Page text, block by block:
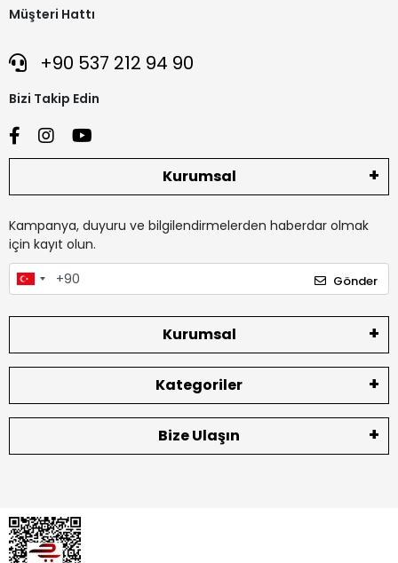
Müşteri Hattı
+90 537 212 94 90
Bizi Takip Edin
Kurumsal
Kampanya, duyuru ve bilgilendirmelerden haberdar olmak
için kayıt olun.
Gönder
Kurumsal
Kategoriler
Bize Ulaşın